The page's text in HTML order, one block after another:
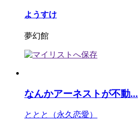
ようすけ
夢幻館
なんかアーネストが不動...
ととと（永久恋愛）